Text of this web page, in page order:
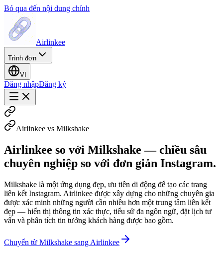
Bỏ qua đến nội dung chính
Airlinkee
Trình đơn
VI
Đăng nhậpĐăng ký
Airlinkee vs Milkshake
Airlinkee so với Milkshake — chiều sâu
chuyên nghiệp so với đơn giản Instagram.
Milkshake là một ứng dụng đẹp, ưu tiên di động để tạo các trang
liên kết Instagram. Airlinkee được xây dựng cho những chuyên gia
được xác minh những người cần nhiều hơn một trung tâm liên kết
đẹp — hiển thị thông tin xác thực, tiểu sử đa ngôn ngữ, đặt lịch tư
vấn và phân tích tin tưởng khách hàng được bao gồm.
Chuyển từ Milkshake sang Airlinkee